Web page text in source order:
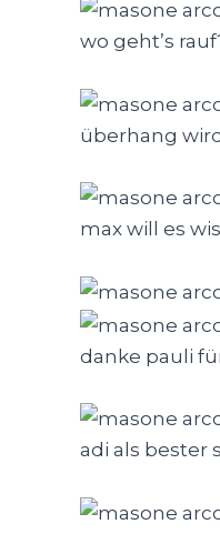
wo geht’s
überhang
max will es
danke pauli
adi als bester